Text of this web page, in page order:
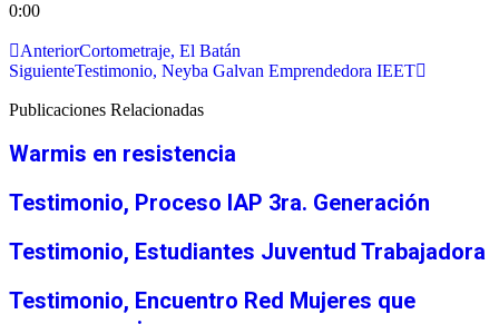
0:00
AnteriorCortometraje, El Batán
SiguienteTestimonio, Neyba Galvan Emprendedora IEET
Publicaciones Relacionadas
Warmis en resistencia
Testimonio, Proceso IAP 3ra. Generación
Testimonio, Estudiantes Juventud Trabajadora
Testimonio, Encuentro Red Mujeres que